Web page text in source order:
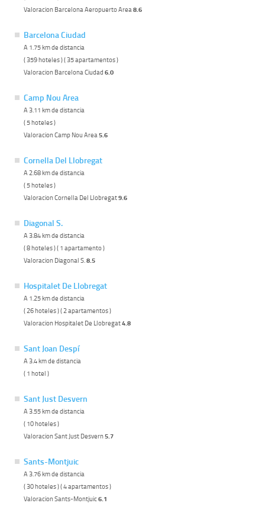
Valoracion Barcelona Aeropuerto Area8.6
Barcelona Ciudad
A 1.75 km de distancia
( 359 hoteles ) ( 35 apartamentos )
Valoracion Barcelona Ciudad 6.0
Camp Nou Area
A 3.11 km de distancia
( 5 hoteles )
Valoracion Camp Nou Area5.6
Cornella Del Llobregat
A 2.68 km de distancia
( 5 hoteles )
Valoracion Cornella Del Llobregat9.6
Diagonal S.
A 3.84 km de distancia
( 8 hoteles ) ( 1 apartamento )
Valoracion Diagonal S.8.5
Hospitalet De Llobregat
A 1.25 km de distancia
( 26 hoteles ) ( 2 apartamentos )
Valoracion Hospitalet De Llobregat4.8
Sant Joan Despí
A 3.4 km de distancia
( 1 hotel )
Sant Just Desvern
A 3.55 km de distancia
( 10 hoteles )
Valoracion Sant Just Desvern5.7
Sants-Montjuic
A 3.76 km de distancia
( 30 hoteles ) ( 4 apartamentos )
Valoracion Sants-Montjuic6.1